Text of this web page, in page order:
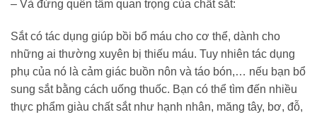
– Và đừng quên tầm quan trọng của chất sắt:
Sắt có tác dụng giúp bồi bổ máu cho cơ thể, dành cho
những ai thường xuyên bị thiếu máu. Tuy nhiên tác dụng
phụ của nó là cảm giác buồn nôn và táo bón,… nếu bạn bổ
sung sắt bằng cách uống thuốc. Bạn có thể tìm đến nhiều
thực phẩm giàu chất sắt như hạnh nhân, măng tây, bơ, đỗ,